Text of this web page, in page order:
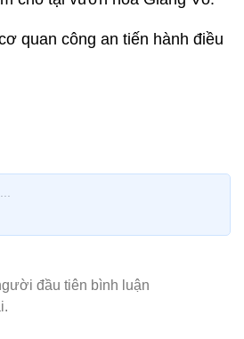
quan công an tiến hành điều